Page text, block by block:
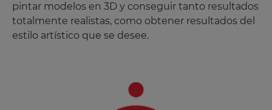
pintar modelos en 3D y conseguir tanto resultados
totalmente realistas, como obtener resultados del
estilo artístico que se desee.